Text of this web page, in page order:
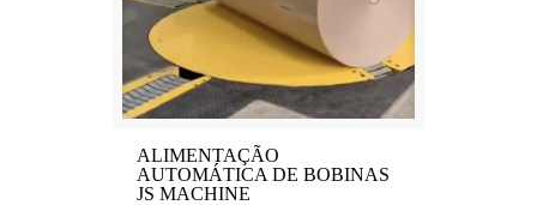
ALIMENTAÇÃO
AUTOMÁTICA DE BOBINAS
JS MACHINE